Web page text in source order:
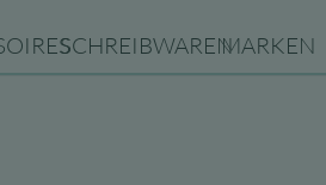
SCHREIBWARENMARKEN